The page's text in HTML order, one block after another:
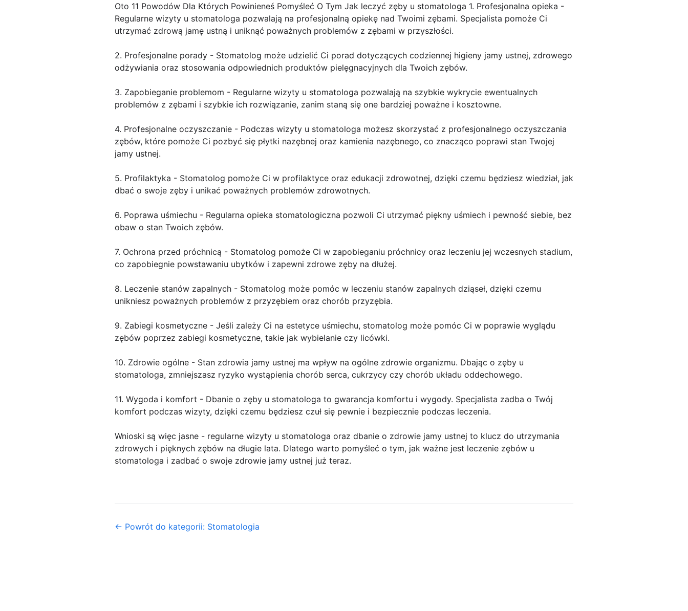
Oto 11 Powodów Dla Których Powinieneś Pomyśleć O Tym Jak leczyć zęby u stomatologa 1. Profesjonalna opieka -
Regularne wizyty u stomatologa pozwalają na profesjonalną opiekę nad Twoimi zębami. Specjalista pomoże Ci
utrzymać zdrową jamę ustną i uniknąć poważnych problemów z zębami w przyszłości.
2. Profesjonalne porady - Stomatolog może udzielić Ci porad dotyczących codziennej higieny jamy ustnej, zdrowego
odżywiania oraz stosowania odpowiednich produktów pielęgnacyjnych dla Twoich zębów.
3. Zapobieganie problemom - Regularne wizyty u stomatologa pozwalają na szybkie wykrycie ewentualnych
problemów z zębami i szybkie ich rozwiązanie, zanim staną się one bardziej poważne i kosztowne.
4. Profesjonalne oczyszczanie - Podczas wizyty u stomatologa możesz skorzystać z profesjonalnego oczyszczania
zębów, które pomoże Ci pozbyć się płytki nazębnej oraz kamienia nazębnego, co znacząco poprawi stan Twojej
jamy ustnej.
5. Profilaktyka - Stomatolog pomoże Ci w profilaktyce oraz edukacji zdrowotnej, dzięki czemu będziesz wiedział, jak
dbać o swoje zęby i unikać poważnych problemów zdrowotnych.
6. Poprawa uśmiechu - Regularna opieka stomatologiczna pozwoli Ci utrzymać piękny uśmiech i pewność siebie, bez
obaw o stan Twoich zębów.
7. Ochrona przed próchnicą - Stomatolog pomoże Ci w zapobieganiu próchnicy oraz leczeniu jej wczesnych stadium,
co zapobiegnie powstawaniu ubytków i zapewni zdrowe zęby na dłużej.
8. Leczenie stanów zapalnych - Stomatolog może pomóc w leczeniu stanów zapalnych dziąseł, dzięki czemu
unikniesz poważnych problemów z przyzębiem oraz chorób przyzębia.
9. Zabiegi kosmetyczne - Jeśli zależy Ci na estetyce uśmiechu, stomatolog może pomóc Ci w poprawie wyglądu
zębów poprzez zabiegi kosmetyczne, takie jak wybielanie czy licówki.
10. Zdrowie ogólne - Stan zdrowia jamy ustnej ma wpływ na ogólne zdrowie organizmu. Dbając o zęby u
stomatologa, zmniejszasz ryzyko wystąpienia chorób serca, cukrzycy czy chorób układu oddechowego.
11. Wygoda i komfort - Dbanie o zęby u stomatologa to gwarancja komfortu i wygody. Specjalista zadba o Twój
komfort podczas wizyty, dzięki czemu będziesz czuł się pewnie i bezpiecznie podczas leczenia.
Wnioski są więc jasne - regularne wizyty u stomatologa oraz dbanie o zdrowie jamy ustnej to klucz do utrzymania
zdrowych i pięknych zębów na długie lata. Dlatego warto pomyśleć o tym, jak ważne jest leczenie zębów u
stomatologa i zadbać o swoje zdrowie jamy ustnej już teraz.
← Powrót do kategorii: Stomatologia